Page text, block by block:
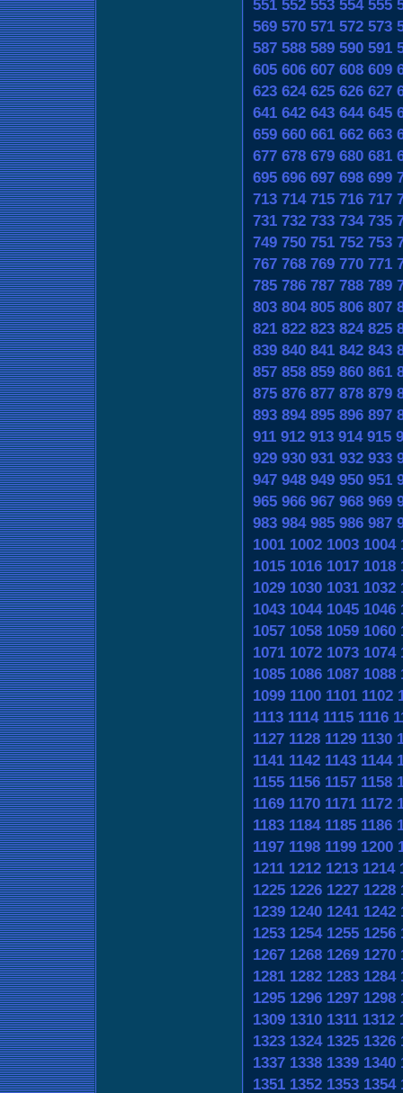
551 552 553 554 555
569 570 571 572 573
587 588 589 590 591
605 606 607 608 609
623 624 625 626 627
641 642 643 644 645
659 660 661 662 663
677 678 679 680 681
695 696 697 698 699
713 714 715 716 717
731 732 733 734 735
749 750 751 752 753
767 768 769 770 771
785 786 787 788 789
803 804 805 806 807
821 822 823 824 825
839 840 841 842 843
857 858 859 860 861
875 876 877 878 879
893 894 895 896 897
911 912 913 914 915
929 930 931 932 933
947 948 949 950 951
965 966 967 968 969
983 984 985 986 987
1001 1002 1003 1004
1015 1016 1017 1018
1029 1030 1031 1032
1043 1044 1045 1046
1057 1058 1059 1060
1071 1072 1073 1074
1085 1086 1087 1088
1099 1100 1101 1102
1113 1114 1115 1116
1127 1128 1129 1130
1141 1142 1143 1144
1155 1156 1157 1158
1169 1170 1171 1172
1183 1184 1185 1186
1197 1198 1199 1200
1211 1212 1213 1214
1225 1226 1227 1228
1239 1240 1241 1242
1253 1254 1255 1256
1267 1268 1269 1270
1281 1282 1283 1284
1295 1296 1297 1298
1309 1310 1311 1312
1323 1324 1325 1326
1337 1338 1339 1340
1351 1352 1353 1354